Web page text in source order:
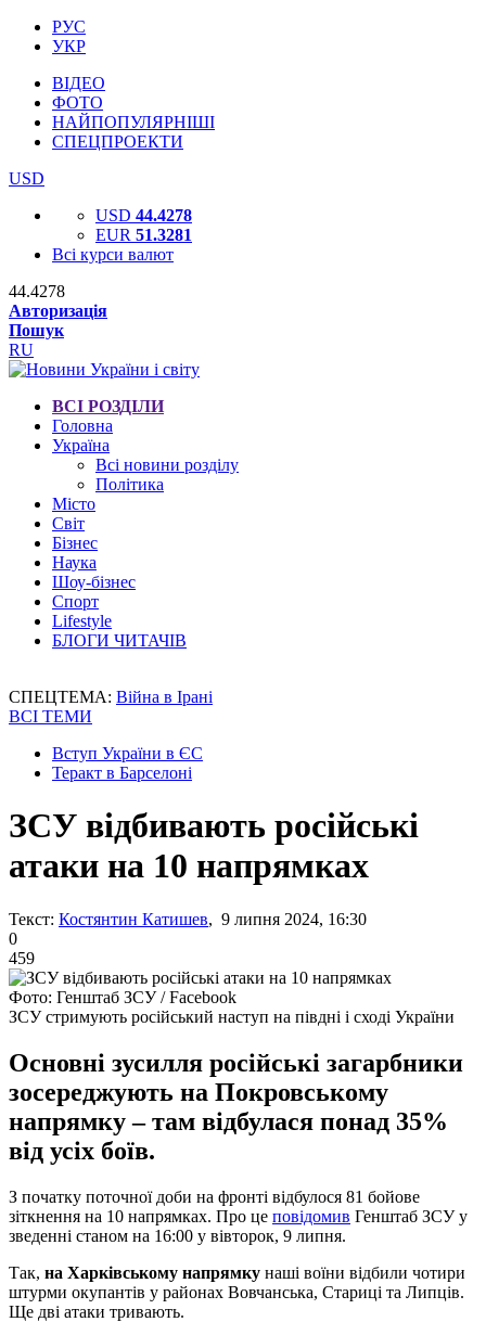
РУС
УКР
ВІДЕО
ФОТО
НАЙПОПУЛЯРНІШІ
СПЕЦПРОЕКТИ
USD
USD 44.4278
EUR 51.3281
Всі курси валют
44.4278
Авторизація
Пошук
RU
ВСІ РОЗДІЛИ
Головна
Україна
Всі новини розділу
Політика
Місто
Світ
Бізнес
Наука
Шоу-бізнес
Спорт
Lifestyle
БЛОГИ ЧИТАЧІВ
СПЕЦТЕМА: Війна в Ірані
ВСІ ТЕМИ
Вступ України в ЄС
Теракт в Барселоні
ЗСУ відбивають російські
атаки на 10 напрямках
Текст: Костянтин Катишев, 9 липня 2024, 16:30
0
459
Фото: Генштаб ЗСУ / Facebook
ЗСУ стримують російський наступ на півдні і сході України
Основні зусилля російські загарбники
зосереджують на Покровському
напрямку – там відбулася понад 35%
від усіх боїв.
З початку поточної доби на фронті відбулося 81 бойове
зіткнення на 10 напрямках. Про це повідомив Генштаб ЗСУ у
зведенні станом на 16:00 у вівторок, 9 липня.
Так, на Харківському напрямку наші воїни відбили чотири
штурми окупантів у районах Вовчанська, Стариці та Липців.
Ще дві атаки тривають.